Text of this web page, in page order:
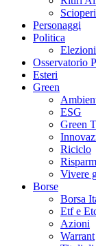
Scioperi
Personaggi
Politica
Elezioni
Osservatorio
Esteri
Green
ESG
Green
Riciclo
Vivere
Borse
Borsa
Etf e
Azioni
Warrant